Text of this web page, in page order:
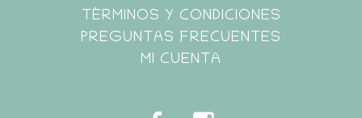
Pascualula
TÉRMINOS Y CONDICIONES
PREGUNTAS FRECUENTES
MI CUENTA